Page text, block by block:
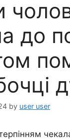
до
by user user